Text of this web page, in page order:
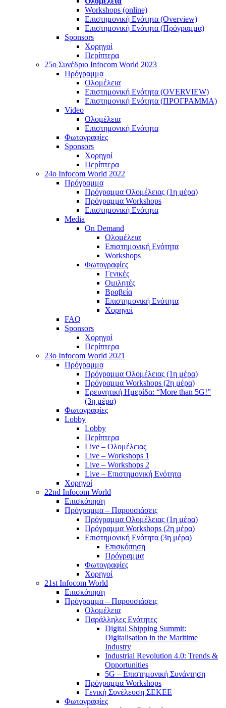
Workshops (online)
Επιστημονική Ενότητα (Overview)
Επιστημονική Ενότητα (Πρόγραμμα)
Sponsors
Χορηγοί
Περίπτερα
25o Συνέδριο Infocom World 2023
Πρόγραμμα
Ολομέλεια
Επιστημονική Ενότητα (OVERVIEW)
Επιστημονική Ενότητα (ΠΡΟΓΡΑΜΜΑ)
Video
Ολομέλεια
Επιστημονική Ενότητα
Φωτογραφίες
Sponsors
Χορηγοί
Περίπτερα
24o Infocom World 2022
Πρόγραμμα
Πρόγραμμα Ολομέλειας (1η μέρα)
Πρόγραμμα Workshops
Επιστημονική Ενότητα
Media
On Demand
Ολομέλεια
Επιστημονική Ενότητα
Workshops
Φωτογραφίες
Γενικές
Ομιλητές
Βραβεία
Επιστημονική Ενότητα
Χορηγοί
FAQ
Sponsors
Χορηγοί
Περίπτερα
23o Infocom World 2021
Πρόγραμμα
Πρόγραμμα Ολομέλειας (1η μέρα)
Πρόγραμμα Workshops (2η μέρα)
Ερευνητική Ημερίδα: “More than 5G!”
(3η μέρα)
Φωτογραφίες
Lobby
Lobby
Περίπτερα
Live – Ολομέλειας
Live – Workshops 1
Live – Workshops 2
Live – Επιστημονική Ενότητα
Χορηγοί
22nd Infocom World
Επισκόπηση
Πρόγραμμα – Παρουσιάσεις
Πρόγραμμα Ολομέλειας (1η μέρα)
Πρόγραμμα Workshops (2η μέρα)
Επιστημονική Ενότητα (3η μέρα)
Επισκόπηση
Πρόγραμμα
Φωτογραφίες
Χορηγοί
21st Infocom World
Επισκόπηση
Πρόγραμμα – Παρουσιάσεις
Ολομέλεια
Παράλληλες Ενότητες
Digital Shipping Summit:
Digitalisation in the Maritime
Industry
Industrial Revolution 4.0: Trends &
Opportunities
5G – Επιστημονική Συνάντηση
Πρόγραμμα Workshops
Γενική Συνέλευση ΣΕΚΕΕ
Φωτογραφίες